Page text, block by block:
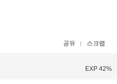
공유 스크랩
EXP 42%